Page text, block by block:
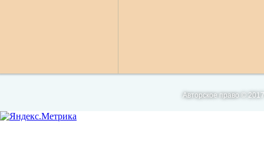
Авторское право ©